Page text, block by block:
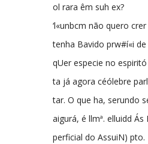
ol rara êm suh ex?
‘l«unbcm não quero crer
tenha Bavido prw#í«i de
qUer especie no
ta já agora céólebre
tar. O que ha, serundo
aigurá, é llmª. elluidd Ás
perficial do AssuiN) pto.